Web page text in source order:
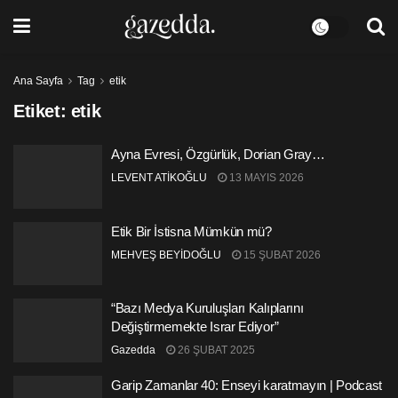
Ana Sayfa Tag etik
Etiket: etik
Ayna Evresi, Özgürlük, Dorian Gray…
LEVENT ATİKOĞLU 13 MAYIS 2026
Etik Bir İstisna Mümkün mü?
MEHVEŞ BEYİDOĞLU 15 ŞUBAT 2026
“Bazı Medya Kuruluşları Kalıplarını
Değiştirmemekte Israr Ediyor”
Gazedda 26 ŞUBAT 2025
Garip Zamanlar 40: Enseyi karatmayın | Podcast